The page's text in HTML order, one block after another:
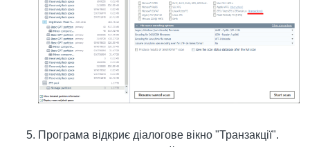
Програма відкриє діалогове вікно "Транзакції".